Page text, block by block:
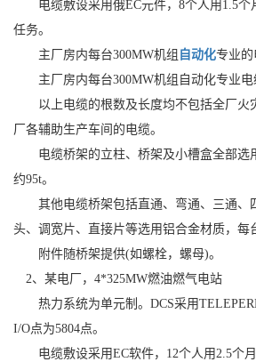
电缆敷设采用俄EC元件，8个人用1.5个
任务。
主厂房内每台300MW机组 自动化专业的
主厂房内每台300MW机组自动化专业电
以上电缆的根数及长度均不包括全厂火
厂各辅助生产车间的电缆。
电缆桥架的立柱、桥架及小槽盒全部选
约95t。
其他电缆桥架包括直通、弯通、三通、
头、调宽片、直接片等选用铝合金材质，每
附件随桥架提供(如螺栓，螺母)。
2、某电厂，4*325MW燃油燃气电站
热力系统为单元制。DCS采用
I/O点为5804点。
电缆敷设采用EC软件，12个人用2.5个